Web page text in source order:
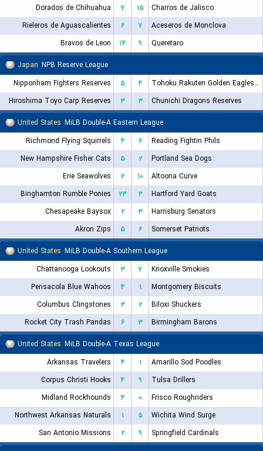
Dorados de Chihuahua
۷ ۱۵
Charros de Jalisco
Rieleros de Aguascalientes
۶ ۷
Aceseros de Monclova
Bravos de Leon
۱۴ ۹
Queretaro
Japan NPB Reserve League
Nipponham Fighters Reserves
۵ ۴
Tohoku Rakuten Golden Eagles Reserves
Hiroshima Toyo Carp Reserves
۳ ۳
Chunichi Dragons Reserves
United States MiLB Double-A Eastern League
Richmond Flying Squirrels
۴ ۶
Reading Fightin Phils
New Hampshire Fisher Cats
۵ ۲
Portland Sea Dogs
Erie Seawolves
۶ ۱۰
Altoona Curve
Binghamton Rumble Ponies
۲۳ ۳
Hartford Yard Goats
Chesapeake Baysox
۲ ۳
Harrisburg Senators
Akron Zips
۵ ۶
Somerset Patriots
United States MiLB Double-A Southern League
Chattanooga Lookouts
۳ ۷
Knoxville Smokies
Pensacola Blue Wahoos
۴ ۱
Montgomery Biscuits
Columbus Clingstones
۳ ۲
Biloxi Shuckers
Rocket City Trash Pandas
۶ ۳
Birmingham Barons
United States MiLB Double-A Texas League
Arkansas Travelers
۴ ۱
Amarillo Sod Poodles
Corpus Christi Hooks
۴ ۹
Tulsa Drillers
Midland Rockhounds
۴ ۰
Frisco Roughriders
Northwest Arkansas Naturals
۱ ۵
Wichita Wind Surge
San Antonio Missions
۲ ۹
Springfield Cardinals